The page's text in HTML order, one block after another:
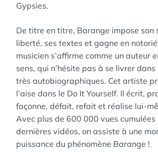
Gypsies.
De titre en titre, Barange impose son
liberté, ses textes et gagne en
musicien s’affirme comme un auteur
sens, qui n’hésite pas à se livrer
très autobiographiques. Cet artiste
l’aise dans le Do It Yourself. Il écrit,
façonne, défait, refait et réalise lui-
Avec plus de 600 000 vues cumulées
dernières vidéos, on assiste à une
puissance du phénomène Barange !